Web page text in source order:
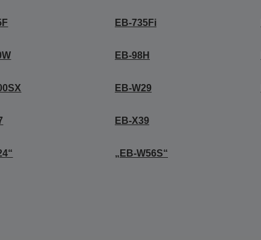
EB-735Fi
EB-98H
EB-W29
EB-X39
„EB-W56S“